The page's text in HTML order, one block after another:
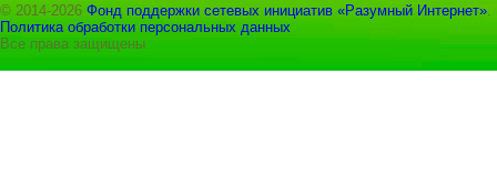
© 2014-2026 Фонд поддержки сетевых инициатив «Разумный Интернет»
Политика обработки персональных данных
Все права защищены